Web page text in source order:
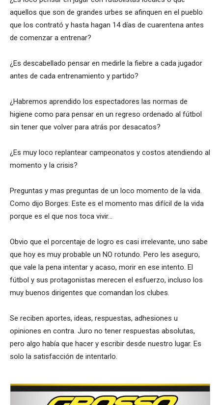
aquellos que son de grandes urbes se afinquen en el pueblo
que los contrató y hasta hagan 14 días de cuarentena antes
de comenzar a entrenar?
¿Es descabellado pensar en medirle la fiebre a cada jugador
antes de cada entrenamiento y partido?
¿Habremos aprendido los espectadores las normas de
higiene como para pensar en un regreso ordenado al fútbol
sin tener que volver para atrás por desacatos?
¿Es muy loco replantear campeonatos y costos atendiendo al
momento y la crisis?
Preguntas y mas preguntas de un loco momento de la vida.
Como dijo Borges: Este es el momento mas difícil de la vida
porque es el que nos toca vivir…
Obvio que el porcentaje de logro es casi irrelevante, uno sabe
que hoy es muy probable un NO rotundo. Pero les aseguro,
que vale la pena intentar y acaso, morir en ese intento. El
fútbol y sus protagonistas merecen el esfuerzo, incluso los
muy buenos dirigentes que comandan los clubes.
Se reciben aportes, ideas, respuestas, adhesiones u
opiniones en contra. Juro no tener respuestas absolutas,
pero algo había que hacer y escribir desde nuestro lugar. Es
solo la satisfacción de intentarlo.